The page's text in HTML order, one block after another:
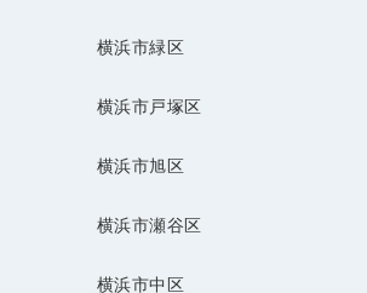
横浜市緑区
横浜市戸塚区
横浜市旭区
横浜市瀬谷区
横浜市中区